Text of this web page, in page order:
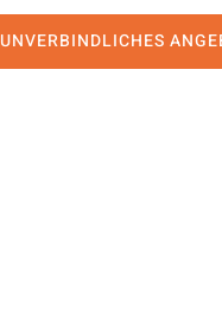
UNVERBINDLICHES